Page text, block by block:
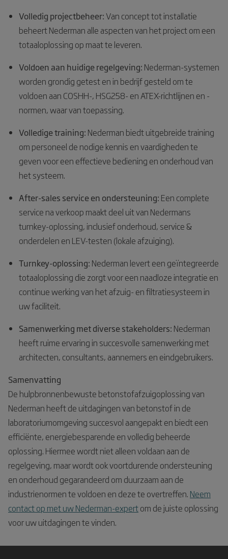
Volledig projectbeheer:Van concept tot installatie
beheert Nederman alle aspecten van het project om een
totaaloplossing op maat te leveren.
Voldoen aan huidige regelgeving: Nederman-systemen
worden grondig getest en in bedrijf gesteld om te
voldoen aan COSHH-, HSG258- en ATEX-richtlijnen en -
normen, waar van toepassing.
Volledige training: Nederman biedt uitgebreide training
om personeel de nodige kennis en vaardigheden te
geven voor een effectieve bediening en onderhoud van
het systeem.
After-sales service en ondersteuning: Een complete
service na verkoop maakt deel uit van Nedermans
turnkey-oplossing, inclusief onderhoud, service &
onderdelen en LEV-testen (lokale afzuiging).
Turnkey-oplossing: Nederman levert een geïntegreerde
totaaloplossing die zorgt voor een naadloze integratie en
continue werking van het afzuig- en filtratiesysteem in
uw faciliteit.
Samenwerking met diverse stakeholders: Nederman
heeft ruime ervaring in succesvolle samenwerking met
architecten, consultants, aannemers en eindgebruikers.
Samenvatting
De hulpbronnenbewuste betonstofafzuigoplossing van
Nederman heeft de uitdagingen van betonstof in de
laboratoriumomgeving succesvol aangepakt en biedt een
efficiënte, energiebesparende en volledig beheerde
oplossing. Hiermee wordt niet alleen voldaan aan de
regelgeving, maar wordt ook voortdurende ondersteuning
en onderhoud gegarandeerd om duurzaam aan de
industrienormen te voldoen en deze te overtreffen. Neem
contact op met uw Nederman-expertom de juiste oplossing
voor uw uitdagingen te vinden.